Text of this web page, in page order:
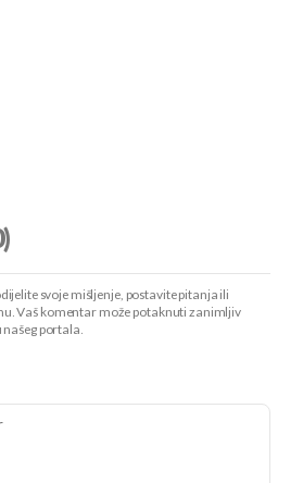
svoje mišljenje, postavite pitanja ili
Vaš komentar može potaknuti zanimljiv
portala.